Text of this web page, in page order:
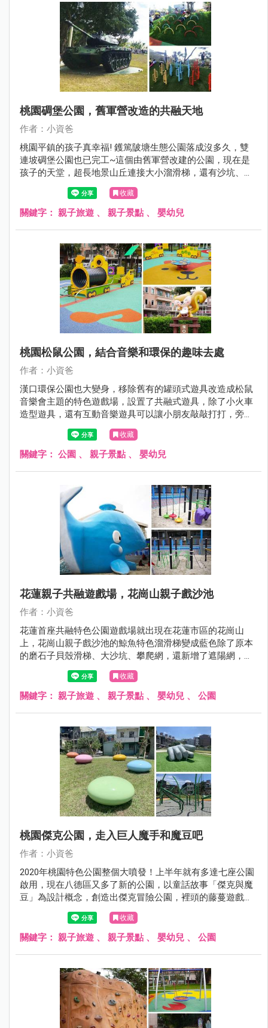
桃園碉堡公園，舊軍營改造的共融天地
作者：小資爸
桃園平鎮的孩子真幸福! 鑊篤陂塘生態公園落成沒多久，雙
連坡碉堡公園也已完工~這個由舊軍營改建的公園，現在是
孩子的天堂，超長地景山丘連接大小溜滑梯，還有沙坑、旋
轉椅、鞦韆跟沙坑等好玩的設施，現在就來看看雙連坡碉堡
公園有哪邊不一樣！
收藏
關鍵字： 親子旅遊 、 親子景點 、 嬰幼兒
桃園松鼠公園，結合音樂和環保的趣味去處
作者：小資爸
漢口環保公園也大變身，移除舊有的罐頭式遊具改造成松鼠
音樂會主題的特色遊戲場，設置了共融式遊具，除了小火車
造型遊具，還有互動音樂遊具可以讓小朋友敲敲打打，旁邊
也有小朋友最喜歡的單人旋轉杯跟多人搖擺盤，地面也改成
可愛松鼠的圖案讓小小孩玩得更開心了呢！現在就跟著小資
爸一起來看看漢口環保公園改裝後有什麼不一樣的地方！
收藏
關鍵字： 公園 、 親子景點 、 嬰幼兒
花蓮親子共融遊戲場，花崗山親子戲沙池
作者：小資爸
花蓮首座共融特色公園遊戲場就出現在花蓮市區的花崗山
上，花崗山親子戲沙池的鯨魚特色溜滑梯變成藍色除了原本
的磨石子貝殼滑梯、大沙坑、攀爬網，還新增了遮陽網，這
樣就不用擔心太陽曬了~蘇花改通了以後，車程縮短來花蓮
就快很多了喔！
收藏
關鍵字： 親子旅遊 、 親子景點 、 嬰幼兒 、 公園
桃園傑克公園，走入巨人魔手和魔豆吧
作者：小資爸
2020年桃園特色公園整個大噴發！上半年就有多達七座公園
啟用，現在八德區又多了新的公園，以童話故事「傑克與魔
豆」為設計概念，創造出傑克冒險公園，裡頭的藤蔓遊戲區
包含波浪流滑梯及大葉攀爬網，另一邊則是將童話故事裡巨
人的魔手以及魔豆融入於裝置藝術中，非常具有特色，除此
之外也設置了彈跳床、鳥巢鞦韆、親子鞦韆、體健設施及社
收藏
關鍵字： 親子旅遊 、 親子景點 、 嬰幼兒 、 公園